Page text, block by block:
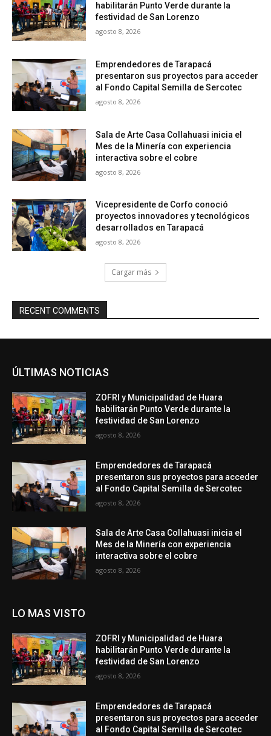
habilitarán Punto Verde durante la
festividad de San Lorenzo
agosto 8, 2026
Emprendedores de Tarapacá
presentaron sus proyectos para acceder
al Fondo Capital Semilla de Sercotec
agosto 8, 2026
Sala de Arte Casa Collahuasi inicia el
Mes de la Minería con experiencia
interactiva sobre el cobre
agosto 8, 2026
Vicepresidente de Corfo conoció
proyectos innovadores y tecnológicos
desarrollados en Tarapacá
agosto 8, 2026
Cargar más
RECENT COMMENTS
ÚLTIMAS NOTICIAS
ZOFRI y Municipalidad de Huara
habilitarán Punto Verde durante la
festividad de San Lorenzo
agosto 8, 2026
Emprendedores de Tarapacá
presentaron sus proyectos para acceder
al Fondo Capital Semilla de Sercotec
agosto 8, 2026
Sala de Arte Casa Collahuasi inicia el
Mes de la Minería con experiencia
interactiva sobre el cobre
agosto 8, 2026
LO MAS VISTO
ZOFRI y Municipalidad de Huara
habilitarán Punto Verde durante la
festividad de San Lorenzo
agosto 8, 2026
Emprendedores de Tarapacá
presentaron sus proyectos para acceder
al Fondo Capital Semilla de Sercotec